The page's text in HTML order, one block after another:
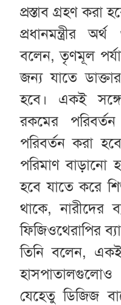
প্রস্তাব গ্রহণ করা
প্রধানমন্ত্রীর
বলেন, তৃণমূল
জন্য যাতে
হবে। একই
রকমের
পরিবর্তন করা
পরিমাণ বাড়ানো
হবে যাতে করে
থাকে, নারীদের
ফিজিওথেরাপির
তিনি বলেন, একই
যেহেতু ডিজিজ